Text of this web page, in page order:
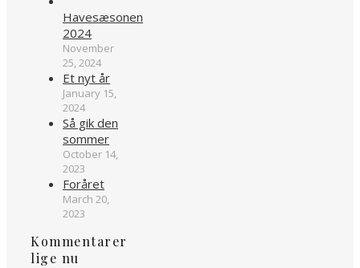
Havesæsonen
2024
November
25, 2024
Et nyt år
January 15,
2024
Så gik den
sommer
October 14,
2023
Foråret
March 20,
2023
Kommentarer
lige nu